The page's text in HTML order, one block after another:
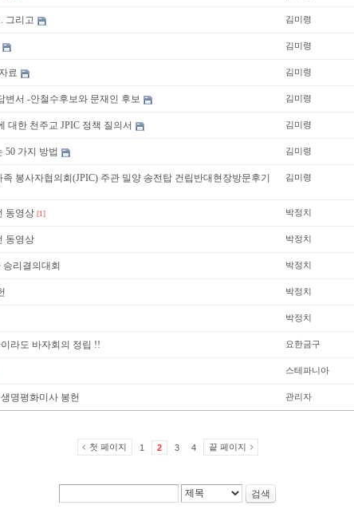
그리고 김미령
김미령
료 김미령
제18대 대선 후보 답변서 -안철수후보와 문재인 후보 김미령
대한 천주교 JPIC 정책 질의서 김미령
50 가지 방법 김미령
봉사자협의회(JPIC) 주관 밀양 송전탑 건립반대현장방문후기 김미령
동영상 [1] 박정치
동영상 박정치
리결의대회 박정치
박정치
박정치
라도 바자회의 정립 !! 요한금구
스테파니아
명평화미사 봉헌 관리자
첫 페이지 1 2 3 4 끝 페이지
검색